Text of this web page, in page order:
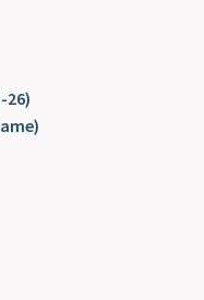
26)